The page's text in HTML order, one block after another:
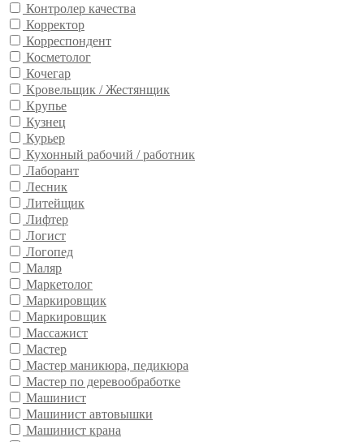
Контролер качества
Корректор
Корреспондент
Косметолог
Кочегар
Кровельщик / Жестянщик
Крупье
Кузнец
Курьер
Кухонный рабочий / работник
Лаборант
Лесник
Литейщик
Лифтер
Логист
Логопед
Маляр
Маркетолог
Маркировщик
Маркировщик
Массажист
Мастер
Мастер маникюра, педикюра
Мастер по деревообработке
Машинист
Машинист автовышки
Машинист крана